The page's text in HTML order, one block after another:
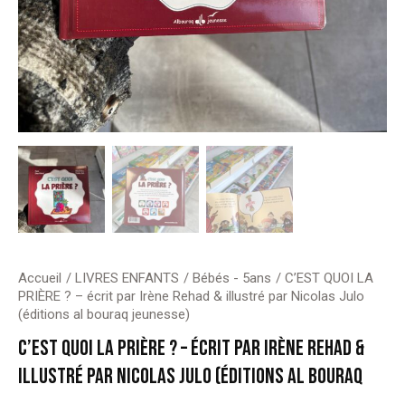
Accueil LIVRES ENFANTS Bébés - 5ans
C’EST QUOI LA
PRIÈRE ? – écrit par Irène Rehad & illustré par Nicolas Julo
(éditions al bouraq jeunesse)
C’EST QUOI LA PRIÈRE ? – ÉCRIT PAR IRÈNE REHAD &
ILLUSTRÉ PAR NICOLAS JULO (ÉDITIONS AL BOURAQ